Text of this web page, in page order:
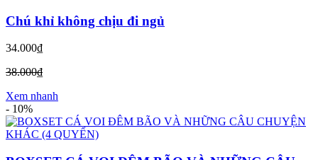
Chú khỉ không chịu đi ngủ
34.000₫
38.000₫
Xem nhanh
- 10%